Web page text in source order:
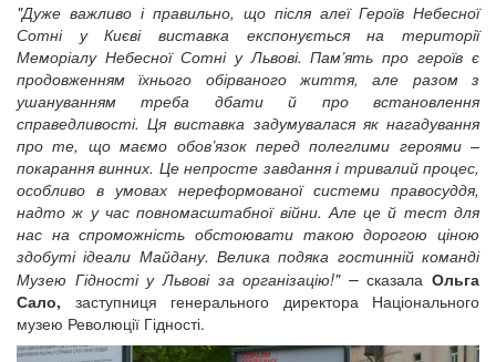
"Дуже важливо і правильно, що після алеї Героїв Небесної
Сотні у Києві виставка експонується на території
Меморіалу Небесної Сотні у Львові. Пам’ять про героїв є
продовженням їхнього обірваного життя, але разом з
ушануванням треба дбати й про встановлення
справедливості. Ця виставка задумувалася як нагадування
про те, що маємо обов’язок перед полеглими героями –
покарання винних. Це непросте завдання і тривалий процес,
особливо в умовах нереформованої системи правосуддя,
надто ж у час повномасштабної війни. Але це й тест для
нас на спроможність обстоювати такою дорогою ціною
здобуті ідеали Майдану. Велика подяка гостинній команді
Музею Гідності у Львові за організацію!"–сказала Ольга
Сало, заступниця генерального директора Національного
музею Революції Гідності.